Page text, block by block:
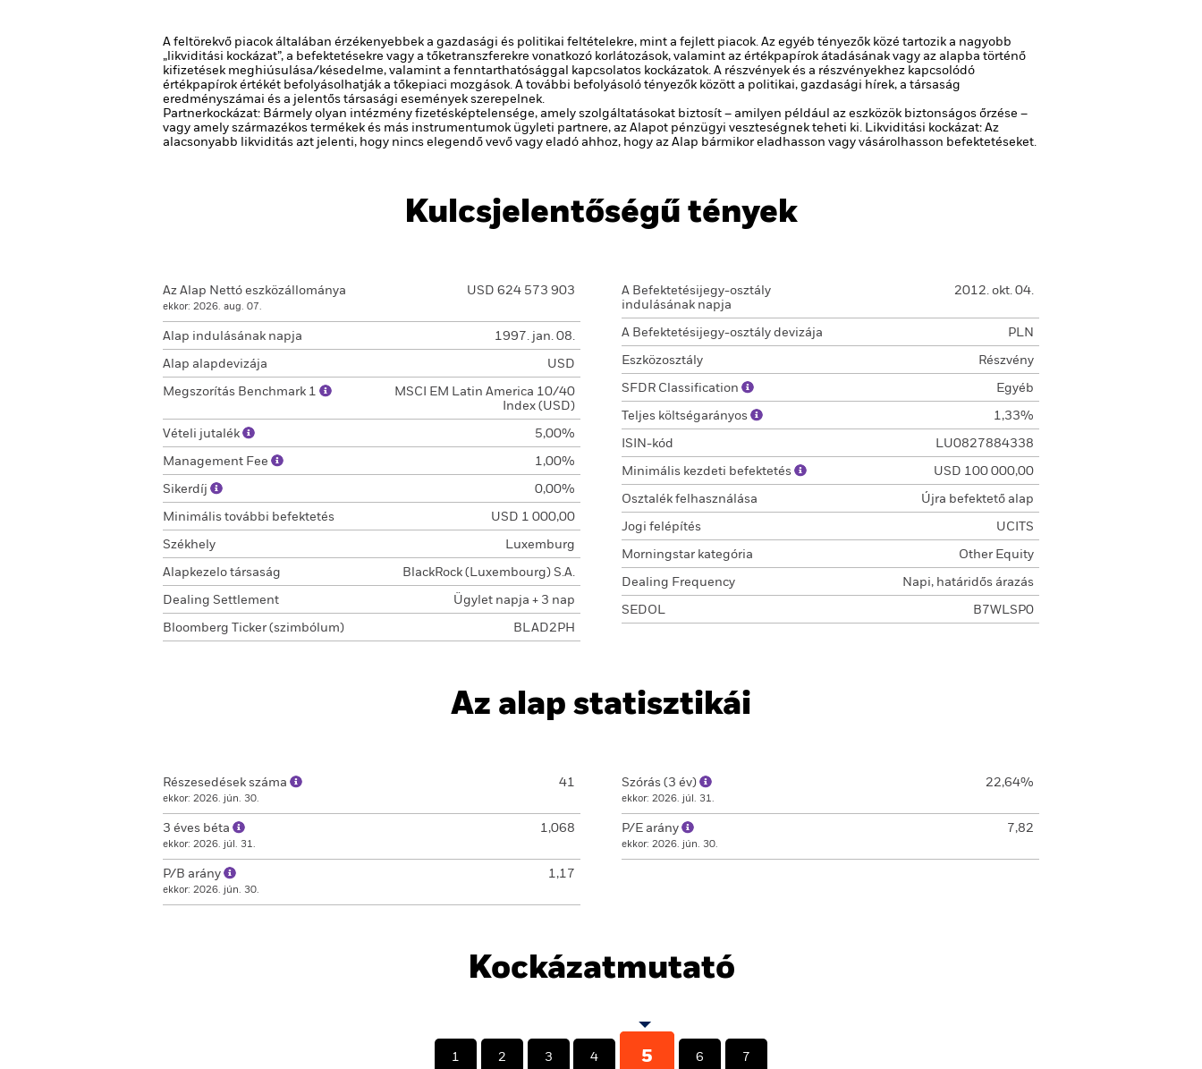
A feltörekvő piacok általában érzékenyebbek a gazdasági és politikai feltételekre, mint a fejlett piacok. Az egyéb tényezők közé tartozik a nagyobb
„likviditási kockázat”, a befektetésekre vagy a tőketranszferekre vonatkozó korlátozások, valamint az értékpapírok átadásának vagy az alapba történő
kifizetések meghiúsulása/késedelme, valamint a fenntarthatósággal kapcsolatos kockázatok. A részvények és a részvényekhez kapcsolódó
értékpapírok értékét befolyásolhatják a tőkepiaci mozgások. A további befolyásoló tényezők között a politikai, gazdasági hírek, a társaság
eredményszámai és a jelentős társasági események szerepelnek.
Partnerkockázat: Bármely olyan intézmény fizetésképtelensége, amely szolgáltatásokat biztosít – amilyen például az eszközök biztonságos őrzése –
vagy amely származékos termékek és más instrumentumok ügyleti partnere, az Alapot pénzügyi veszteségnek teheti ki. Likviditási kockázat: Az
alacsonyabb likviditás azt jelenti, hogy nincs elegendő vevő vagy eladó ahhoz, hogy az Alap bármikor eladhasson vagy vásárolhasson befektetéseket.
Kulcsjelentőségű tények
Az Alap Nettó eszközállománya
ekkor: 2026. aug. 07.
USD 624 573 903
Alap indulásának napja 1997. jan. 08.
Alap alapdevizája USD
Megszorítás Benchmark 1
MSCI EM Latin America 10/40
Index (USD)
Vételi jutalék 5,00%
Management Fee 1,00%
Sikerdíj 0,00%
Minimális további befektetés USD 1 000,00
Székhely Luxemburg
Alapkezelo társaság BlackRock (Luxembourg) S.A.
Dealing Settlement Ügylet napja + 3 nap
Bloomberg Ticker (szimbólum) BLAD2PH
A Befektetésijegy-osztály
indulásának napja
2012. okt. 04.
A Befektetésijegy-osztály devizája PLN
Eszközosztály Részvény
SFDR Classification Egyéb
Teljes költségarányos 1,33%
ISIN-kód LU0827884338
Minimális kezdeti befektetés USD 100 000,00
Osztalék felhasználása Újra befektető alap
Jogi felépítés UCITS
Morningstar kategória Other Equity
Dealing Frequency Napi, határidős árazás
SEDOL B7WLSP0
Az alap statisztikái
Részesedések száma
ekkor: 2026. jún. 30.
41
3 éves béta
ekkor: 2026. júl. 31.
1,068
P/B arány
ekkor: 2026. jún. 30.
1,17
Szórás (3 év)
ekkor: 2026. júl. 31.
22,64%
P/E arány
ekkor: 2026. jún. 30.
7,82
Kockázatmutató
1 2 3 4 5 6 7